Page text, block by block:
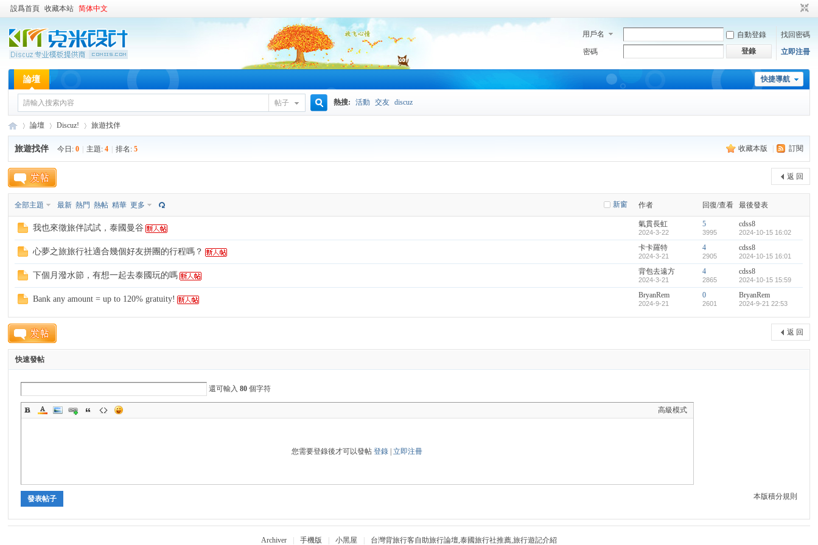
設爲首頁 收藏本站 简体中文
用戶名 自動登錄
找回密碼
密碼
登錄 立即注冊
快捷導航
論壇
帖子 熱搜: 活動 交友 discuz
台
論壇
›
Discuz! 旅遊找伴
收藏本版 訂閱
旅遊找伴 今日:0 主題:4 排名:5
返 回
新窗
全部主題 最新 熱門 熱帖 精華 更多 作者 回復/查看 最後發表
我也來徵旅伴試試，泰國曼谷 氣貫長虹
2024-3-22
5
3995
cdss8
2024-10-15 16:02
心夢之旅旅行社適合幾個好友拼團的行程嗎？ 卡卡羅特
2024-3-21
4
2905
cdss8
2024-10-15 16:01
下個月潑水節，有想一起去泰國玩的嗎 背包去遠方
2024-3-21
4
2865
cdss8
2024-10-15 15:59
Bank any amount = up to 120% gratuity! BryanRem
2024-9-21
0
2601
BryanRem
2024-9-21 22:53
返 回
快速發帖
還可輸入80 個字符
高級模式
您需要登錄後才可以發帖登錄 |立即注冊
本版積分規則
發表帖子
Archiver 手機版 小黑屋 台灣背旅行客自助旅行論壇,泰國旅行社推薦,旅行遊記介紹